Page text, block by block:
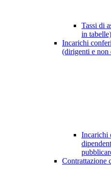
Tassi di
in tabelle)
Incarichi
(dirigenti e non
Incarichi
Contrattazione